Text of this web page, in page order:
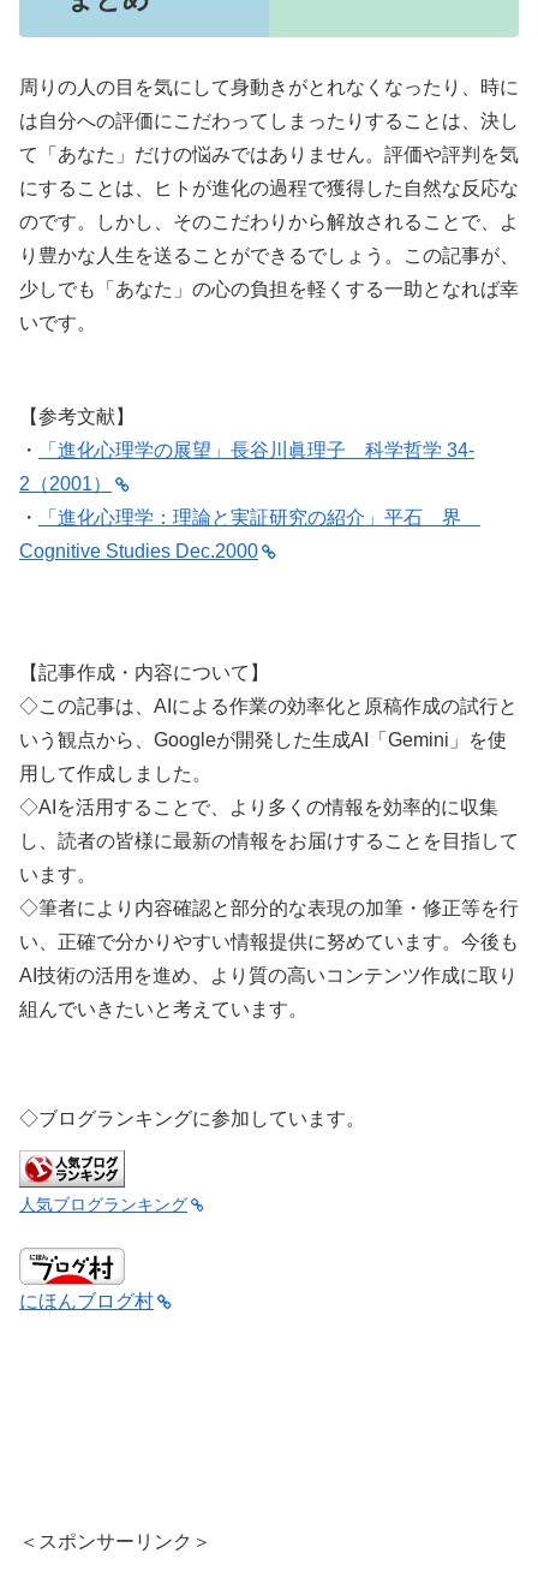
周りの人の目を気にして身動きがとれなくなったり、時に
は自分への評価にこだわってしまったりすることは、決し
て「あなた」だけの悩みではありません。評価や評判を気
にすることは、ヒトが進化の過程で獲得した自然な反応な
のです。しかし、そのこだわりから解放されることで、よ
り豊かな人生を送ることができるでしょう。この記事が、
少しでも「あなた」の心の負担を軽くする一助となれば幸
いです。
【参考文献】
・
「進化心理学の展望」長谷川眞理子 科学哲学 34-
2（2001）
・
「進化心理学：理論と実証研究の紹介」平石 界
Cognitive Studies Dec.2000
【記事作成・内容について】
◇この記事は、AIによる作業の効率化と原稿作成の試行と
いう観点から、Googleが開発した生成AI「Gemini」を使
用して作成しました。
◇AIを活用することで、より多くの情報を効率的に収集
し、読者の皆様に最新の情報をお届けすることを目指して
います。
◇筆者により内容確認と部分的な表現の加筆・修正等を行
い、正確で分かりやすい情報提供に努めています。今後も
AI技術の活用を進め、より質の高いコンテンツ作成に取り
組んでいきたいと考えています。
◇ブログランキングに参加しています。
人気ブログランキング
にほんブログ村
＜スポンサーリンク＞